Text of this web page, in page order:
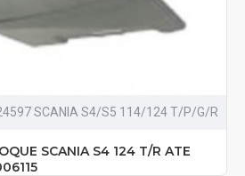
SCANIA S4/S5 114/124 T/P/G/R
SCANIA S4 124 T/R ATE